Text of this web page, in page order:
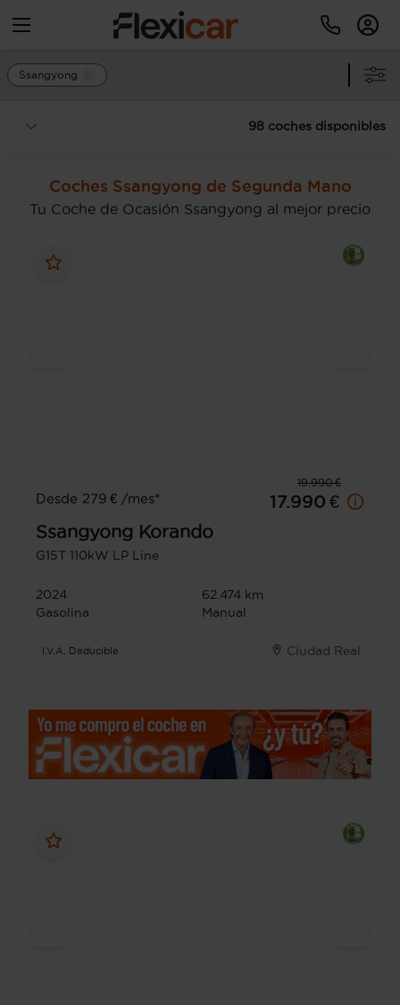
Ssangyong
98 coches disponibles
Coches Ssangyong de Segunda Mano
Tu Coche de Ocasión Ssangyong al mejor precio
19.990 €
Desde 279 € /mes*
17.990 €
Ssangyong Korando
G15T 110kW LP Line
2024
62.474 km
Gasolina
Manual
I.V.A. Deducible Ciudad Real